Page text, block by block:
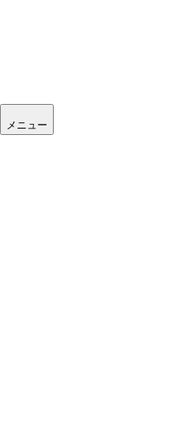
メニュー